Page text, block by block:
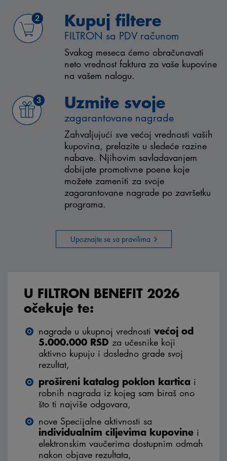
Kupuj filtere
FILTRON sa PDV računom
Svakog meseca ćemo obračunavati
neto vrednost faktura za vaše kupovine
na vašem nalogu.
Uzmite svoje
zagarantovane nagrade
Zahvaljujući sve većoj vrednosti vaših
kupovina, prelazite u sledeće razine
nabave. Njihovim savladavanjem
dobijate promotivne poene koje
možete zameniti za svoje
zagarantovane nagrade po završetku
programa.
Upoznajte se sa pravilima
U FILTRON BENEFIT 2026
očekuje te:
nagrade u ukupnoj vrednosti većoj od
5.000.000 RSD za učesnike koji
aktivno kupuju i dosledno grade svoj
rezultat,
prošireni katalog poklon kartica i
robnih nagrada iz kojeg sam biraš ono
što ti najviše odgovara,
nove Specijalne aktivnosti sa
individualnim ciljevima kupovine i
elektronskim vaučerima dostupnim odmah
nakon objave rezultata,